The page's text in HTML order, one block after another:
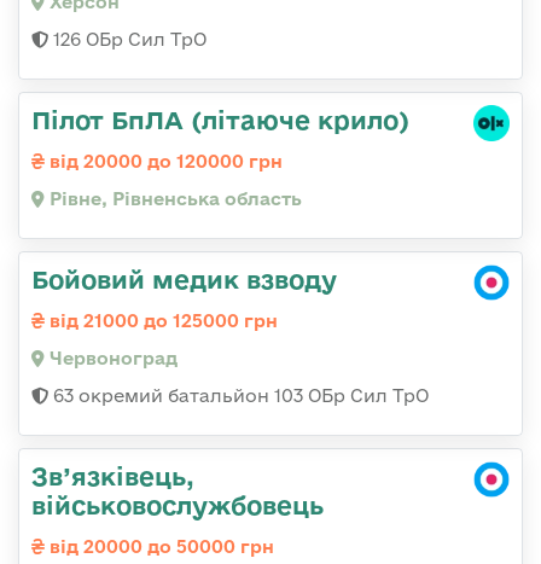
126 ОБр Сил ТрО
Пілот БпЛА (літаюче крило)
від 20000 до 120000 грн
Рівне, Рівненська область
Бойовий медик взводу
від 21000 до 125000 грн
Червоноград
63 окремий батальйон 103 ОБр Сил ТрО
Зв’язківець,
військовослужбовець
від 20000 до 50000 грн